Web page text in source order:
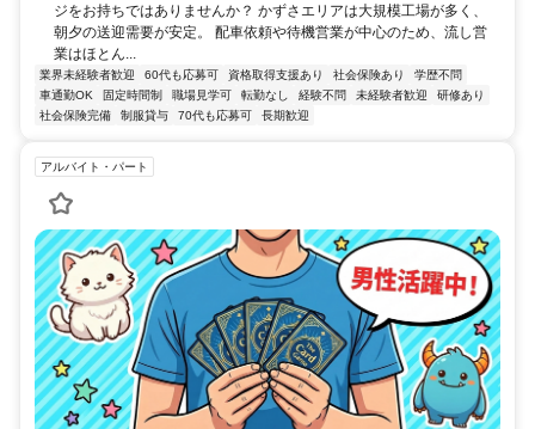
ジをお持ちではありませんか？ かずさエリアは大規模工場が多く、
朝夕の送迎需要が安定。 配車依頼や待機営業が中心のため、流し営
業はほとん...
業界未経験者歓迎 60代も応募可 資格取得支援あり 社会保険あり
学歴不問
車通勤OK
固定時間制 職場見学可 転勤なし 経験不問 未経験者歓迎
研修あり
社会保険完備
制服貸与 70代も応募可 長期歓迎
アルバイト・パート